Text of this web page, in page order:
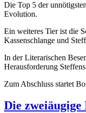
Die Top 5 der
Evolution.
Ein weiteres Tier ist die
Kassenschlange und
In der Literarischen
Herausforderung
Zum Abschluss startet
Die zweiäugige